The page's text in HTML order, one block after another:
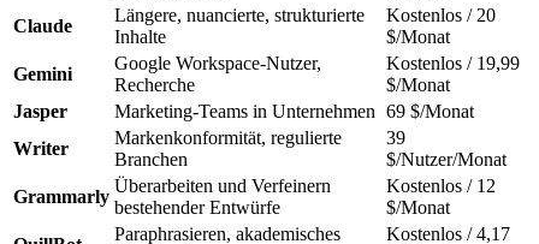
Claude
Längere, nuancierte, strukturierte
Inhalte
Kostenlos / 20
$/Monat
Gemini
Google Workspace-Nutzer,
Recherche
Kostenlos / 19,99
$/Monat
Jasper
Marketing-Teams in Unternehmen 69 $/Monat
Writer
Markenkonformität, regulierte
Branchen
39
$/Nutzer/Monat
Grammarly
Überarbeiten und Verfeinern
bestehender Entwürfe
Kostenlos / 12
$/Monat
Paraphrasieren, akademisches
Kostenlos / 4,17